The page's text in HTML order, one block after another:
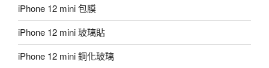
iPhone 12 mini 包膜
iPhone 12 mini 玻璃貼
iPhone 12 mini 鋼化玻璃